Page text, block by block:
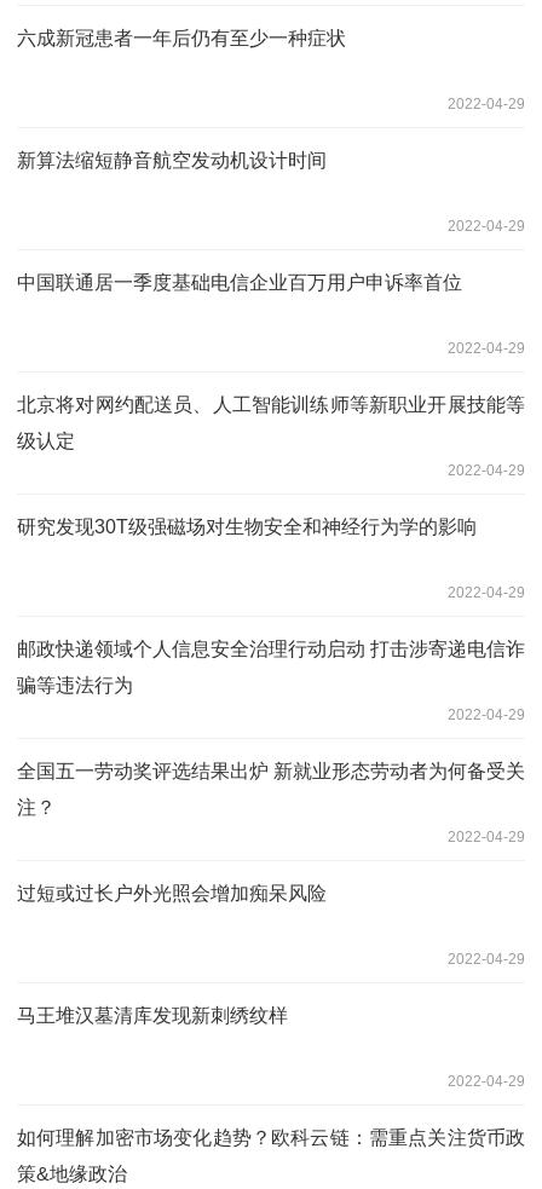
六成新冠患者一年后仍有至少一种症状
2022-04-29
新算法缩短静音航空发动机设计时间
2022-04-29
中国联通居一季度基础电信企业百万用户申诉率首位
2022-04-29
北京将对网约配送员、人工智能训练师等新职业开展技能等
级认定
2022-04-29
研究发现30T级强磁场对生物安全和神经行为学的影响
2022-04-29
邮政快递领域个人信息安全治理行动启动 打击涉寄递电信诈
骗等违法行为
2022-04-29
全国五一劳动奖评选结果出炉 新就业形态劳动者为何备受关
注？
2022-04-29
过短或过长户外光照会增加痴呆风险
2022-04-29
马王堆汉墓清库发现新刺绣纹样
2022-04-29
如何理解加密市场变化趋势？欧科云链：需重点关注货币政
策&地缘政治